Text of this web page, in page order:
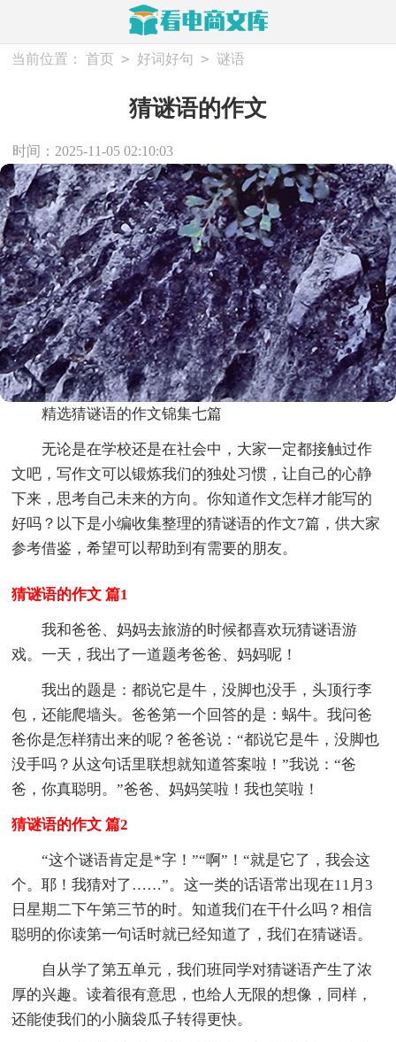
当前位置： 首页 > 好词好句 > 谜语
猜谜语的作文
时间：2025-11-05 02:10:03
精选猜谜语的作文锦集七篇
无论是在学校还是在社会中，大家一定都接触过作
文吧，写作文可以锻炼我们的独处习惯，让自己的心静
下来，思考自己未来的方向。你知道作文怎样才能写的
好吗？以下是小编收集整理的猜谜语的作文7篇，供大家
参考借鉴，希望可以帮助到有需要的朋友。
猜谜语的作文 篇1
我和爸爸、妈妈去旅游的时候都喜欢玩猜谜语游
戏。一天，我出了一道题考爸爸、妈妈呢！
我出的题是：都说它是牛，没脚也没手，头顶行李
包，还能爬墙头。爸爸第一个回答的是：蜗牛。我问爸
爸你是怎样猜出来的呢？爸爸说：“都说它是牛，没脚也
没手吗？从这句话里联想就知道答案啦！”我说：“爸
爸，你真聪明。”爸爸、妈妈笑啦！我也笑啦！
猜谜语的作文 篇2
“这个谜语肯定是*字！”“啊”！“就是它了，我会这
个。耶！我猜对了……”。这一类的话语常出现在11月3
日星期二下午第三节的时。知道我们在干什么吗？相信
聪明的你读第一句话时就已经知道了，我们在猜谜语。
自从学了第五单元，我们班同学对猜谜语产生了浓
厚的兴趣。读着很有意思，也给人无限的想像，同样，
还能使我们的小脑袋瓜子转得更快。